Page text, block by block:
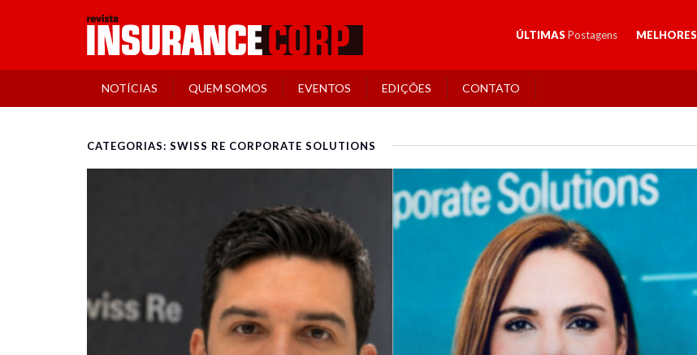
ÚLTIMAS Postagens MELHORES
NOTÍCIAS QUEM SOMOS EVENTOS EDIÇÕES CONTATO
CATEGORIAS: SWISS RE CORPORATE SOLUTIONS